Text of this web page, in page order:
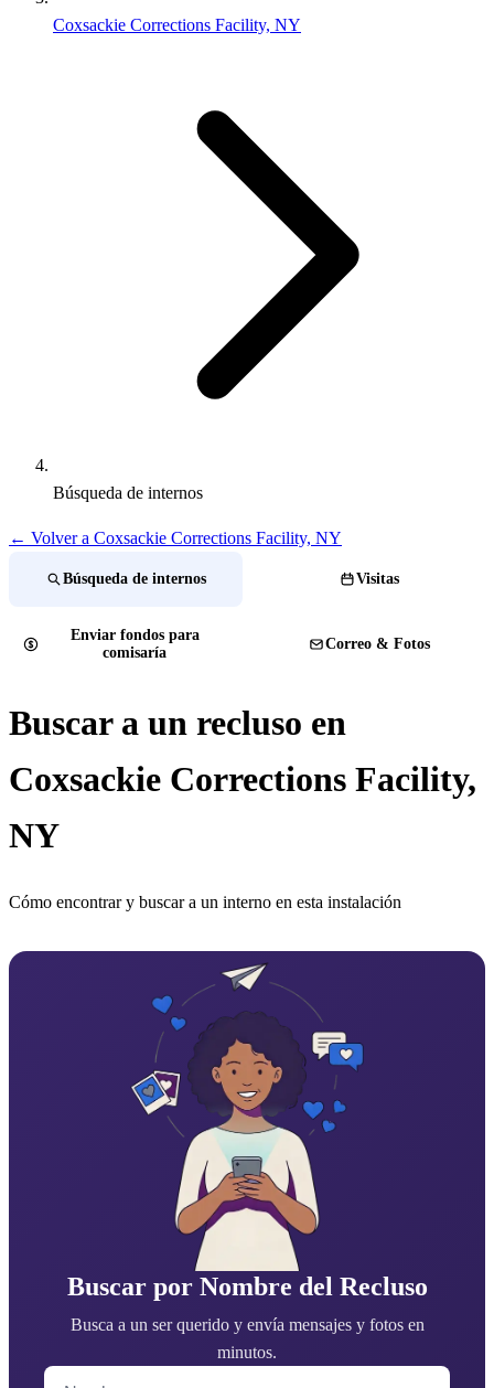
Coxsackie Corrections Facility, NY
Búsqueda de internos
← Volver a Coxsackie Corrections Facility, NY
Búsqueda de internos Visitas
Enviar fondos para
comisaría
Correo & Fotos
Buscar a un recluso en
Coxsackie Corrections Facility,
NY
Cómo encontrar y buscar a un interno en esta instalación
Buscar por Nombre del Recluso
Busca a un ser querido y envía mensajes y fotos en
minutos.
Nombre